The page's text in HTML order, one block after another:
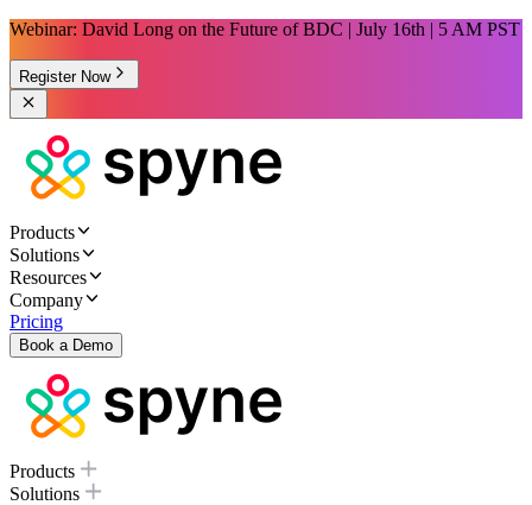
Webinar: David Long on the Future of BDC | July 16th | 5 AM PST
Register Now
Products
Solutions
Resources
Company
Pricing
Book a Demo
Products
Solutions